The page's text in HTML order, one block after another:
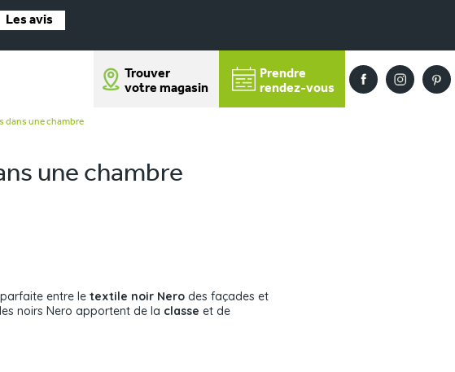
Les avis
Trouver
votre magasin
Prendre
rendez-vous
dans une chambre
une chambre
entre le textile noir Nero des façades et
noirs Nero apportent de la classe et de